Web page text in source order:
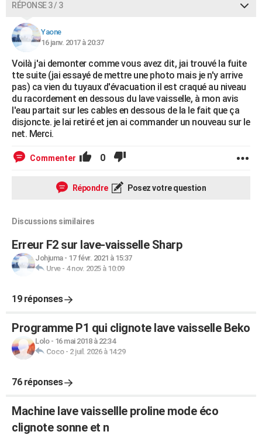
RÉPONSE 3 / 3
Yaone
16 janv. 2017 à 20:37
Voilà j'ai demonter comme vous avez dit, jai trouvé la fuite
tte suite (jai essayé de mettre une photo mais je n'y arrive
pas) ca vien du tuyaux d'évacuation il est craqué au niveau
du racordement en dessous du lave vaisselle, à mon avis
l'eau partait sur les cables en dessous de la le fait que ça
disjoncte. je lai retiré et jen ai commander un nouveau sur le
net. Merci.
Commenter 0
Répondre Posez votre question
Discussions similaires
Erreur F2 sur lave-vaisselle Sharp
Johjuma- 17 févr. 2021 à 15:37
Urve- 4 nov. 2025 à 10:09
19 réponses
Programme P1 qui clignote lave vaisselle Beko
Lolo- 16 mai 2018 à 22:34
Coco- 2 juil. 2026 à 14:29
76 réponses
Machine lave vaissellle proline mode éco
clignote sonne et n